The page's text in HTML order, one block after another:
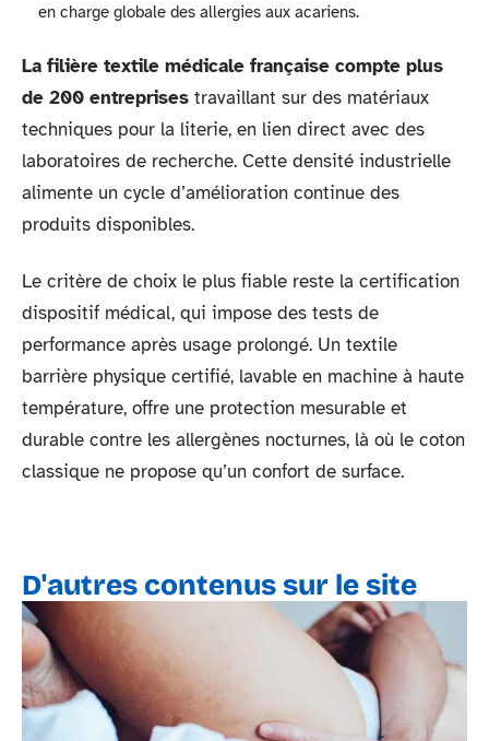
en charge globale des allergies aux acariens.
La filière textile médicale française compte plus
de 200 entreprises travaillant sur des matériaux
techniques pour la literie, en lien direct avec des
laboratoires de recherche. Cette densité industrielle
alimente un cycle d’amélioration continue des
produits disponibles.
Le critère de choix le plus fiable reste la certification
dispositif médical, qui impose des tests de
performance après usage prolongé. Un textile
barrière physique certifié, lavable en machine à haute
température, offre une protection mesurable et
durable contre les allergènes nocturnes, là où le coton
classique ne propose qu’un confort de surface.
D'autres contenus sur le site